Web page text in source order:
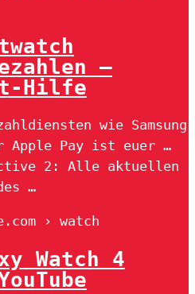
–
Hilfe
wie Samsung
Apple Pay ist euer …
2: Alle aktuellen
…
› watch
Watch 4